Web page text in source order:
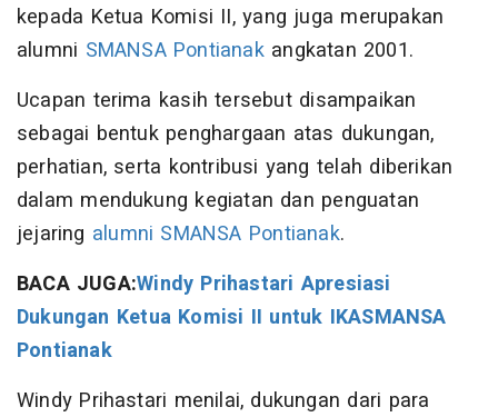
kepada Ketua Komisi II, yang juga merupakan
alumni SMANSA Pontianakangkatan 2001.
Ucapan terima kasih tersebut disampaikan
sebagai bentuk penghargaan atas dukungan,
perhatian, serta kontribusi yang telah diberikan
dalam mendukung kegiatan dan penguatan
jejaring alumni SMANSA Pontianak.
BACA JUGA:Windy Prihastari Apresiasi
Dukungan Ketua Komisi II untuk IKASMANSA
Pontianak
Windy Prihastari menilai, dukungan dari para